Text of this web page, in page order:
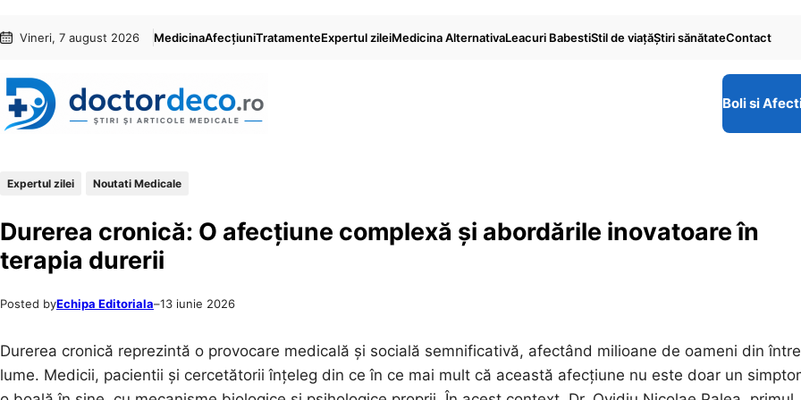
conținut
content
Vineri, 7 august 2026 MedicinaAfecțiuniTratamenteExpertul zileiMedicina AlternativaLeacuri BabestiStil de viaţăŞtiri sănătateContact
Boli si
Expertul zilei Noutati Medicale
Durerea cronică: O afecțiune complexă și abordările inovatoare în
terapia durerii
Posted byEchipa Editoriala–13 iunie 2026
Durerea cronică reprezintă o provocare medicală și socială semnificativă, afectând milioane de oameni din
lume. Medicii, pacientii și cercetătorii înțeleg din ce în ce mai mult că această afecțiune nu este doar un